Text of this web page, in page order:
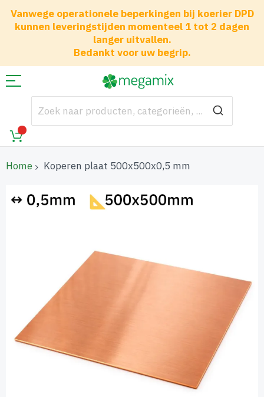
Vanwege operationele beperkingen bij koerier DPD
kunnen leveringstijden momenteel 1 tot 2 dagen
langer uitvallen.
Bedankt voor uw begrip.
Home Koperen plaat 500x500x0,5 mm
naar